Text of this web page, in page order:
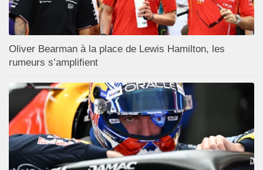
Oliver Bearman à la place de Lewis Hamilton, les
rumeurs s’amplifient